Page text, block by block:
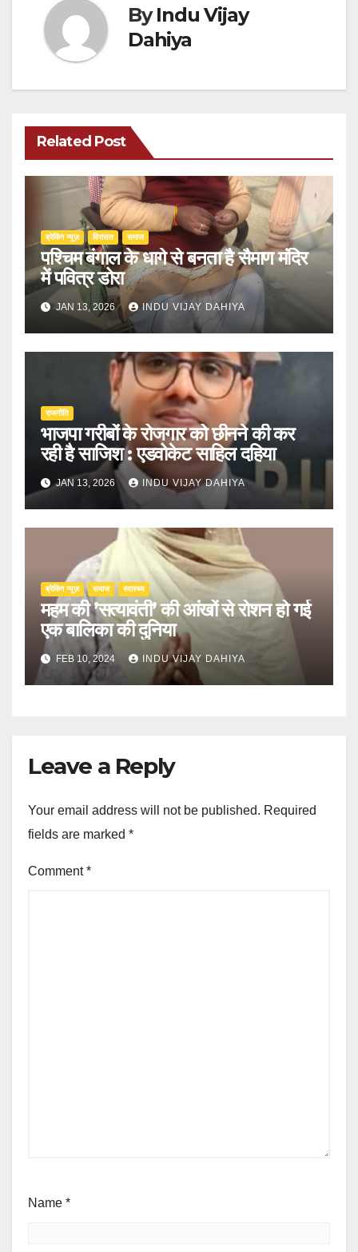
ByIndu Vijay
Dahiya
Related Post
ब्रेकिंग न्यूज़ ‍‍विरासत समाज
पश्चिम बंगाल के धागे से बनता है सैमाण मंदिर
में पवित्र डोरा
JAN 13, 2026 INDU VIJAY DAHIYA
राजनीति
भाजपा गरीबों के रोजगार को छीनने की कर
रही है साजिश : एडवोकेट साहिल दहिया
JAN 13, 2026 INDU VIJAY DAHIYA
ब्रेकिंग न्यूज़ समाज स्वास्थ्य
महम की ’सत्यावंती’ की आंखों से रोशन हो गई
एक बालिका की दुनिया
FEB 10, 2024 INDU VIJAY DAHIYA
Leave a Reply
Your email address will not be published. Required
fields are marked *
Comment*
Name *